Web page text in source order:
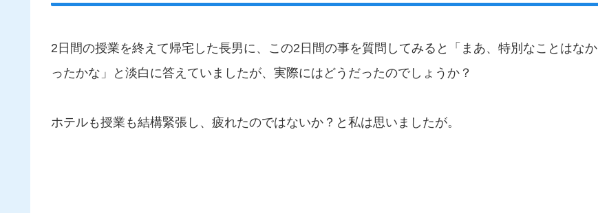
2日間の授業を終えて帰宅した長男に、この2日間の事を質問してみると「まあ、特別なことはなか
ったかな」と淡白に答えていましたが、実際にはどうだったのでしょうか？
ホテルも授業も結構緊張し、疲れたのではないか？と私は思いましたが。